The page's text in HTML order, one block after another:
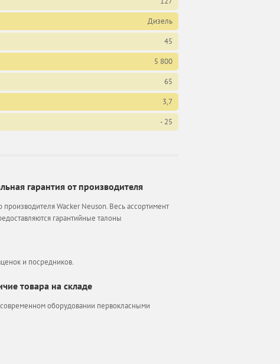
Дизель
45
5 800
65
3,7
- 25
гарантия от производителя
Wacker Neuson. Весь ассортимент
гарантийные талоны
и посредников.
товара на складе
оборудовании первокласными